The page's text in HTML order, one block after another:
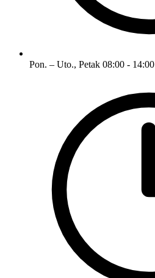
Pon. – Uto., Petak 08:00 - 14:00